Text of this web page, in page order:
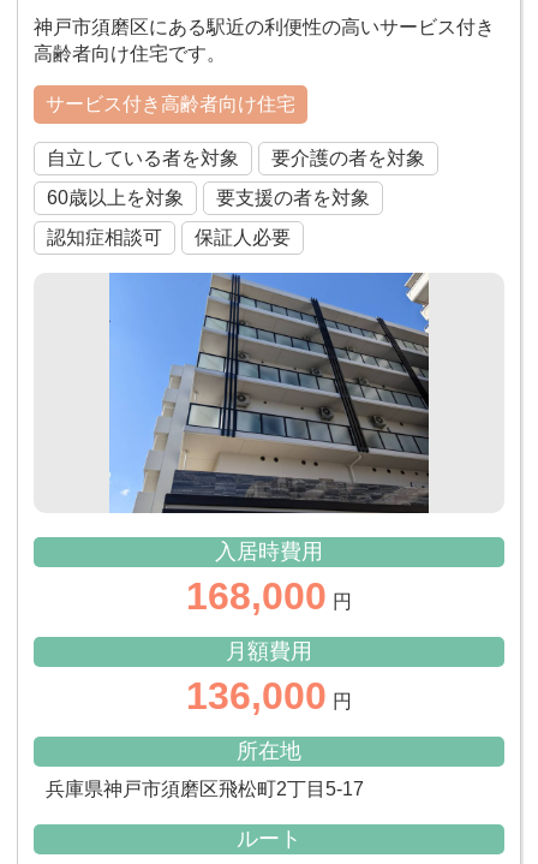
神戸市須磨区にある駅近の利便性の高いサービス付き
高齢者向け住宅です。
サービス付き高齢者向け住宅
自立している者を対象
要介護の者を対象
60歳以上を対象
要支援の者を対象
認知症相談可
保証人必要
入居時費用
168,000 円
月額費用
136,000 円
所在地
兵庫県神戸市須磨区飛松町2丁目5-17
ルート